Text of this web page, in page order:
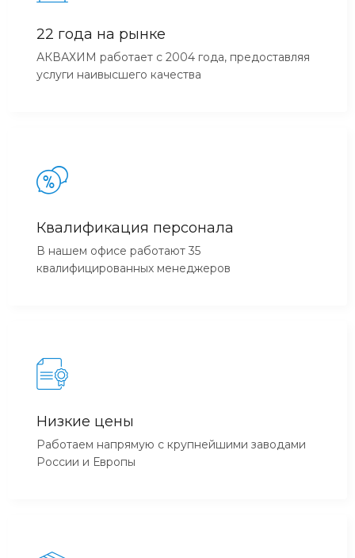
22 года на рынке
АКВАХИМ работает с 2004 года, предоставляя
услуги наивысшего качества
Квалификация персонала
В нашем офисе работают 35
квалифицированных менеджеров
Низкие цены
Работаем напрямую с крупнейшими заводами
России и Европы